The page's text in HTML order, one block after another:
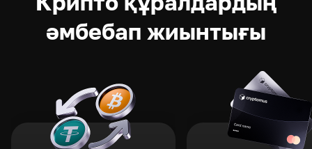
әмбебап жиынтығы